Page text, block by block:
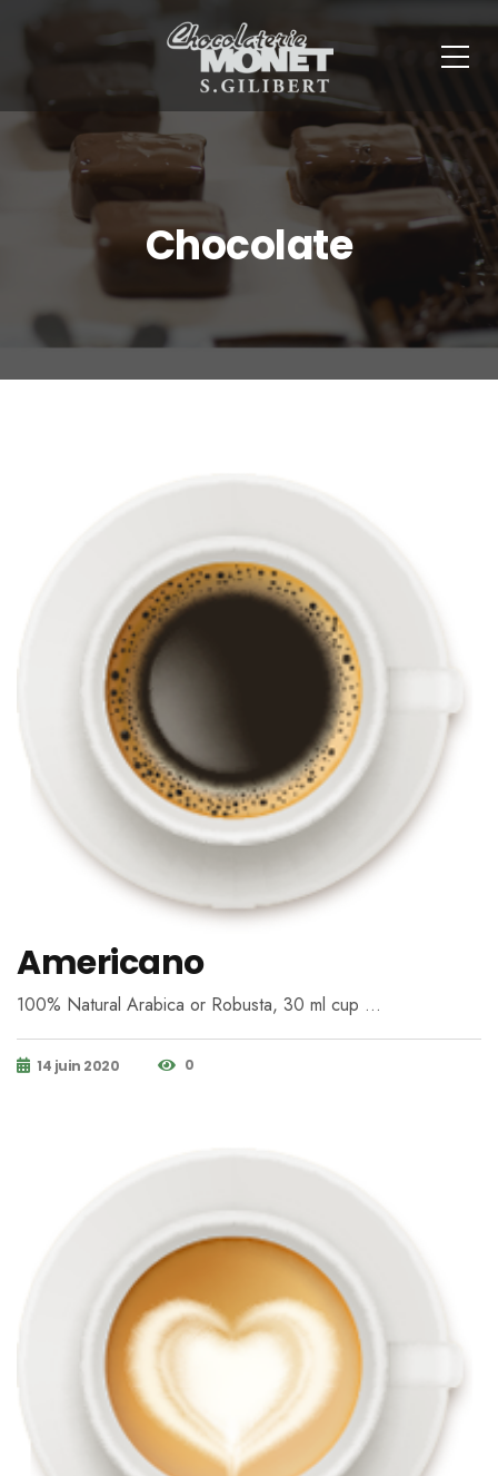
Chocolate
Americano
100% Natural Arabica or Robusta, 30 ml cup …
14 juin 2020 0
Panneau de gestion des cookies